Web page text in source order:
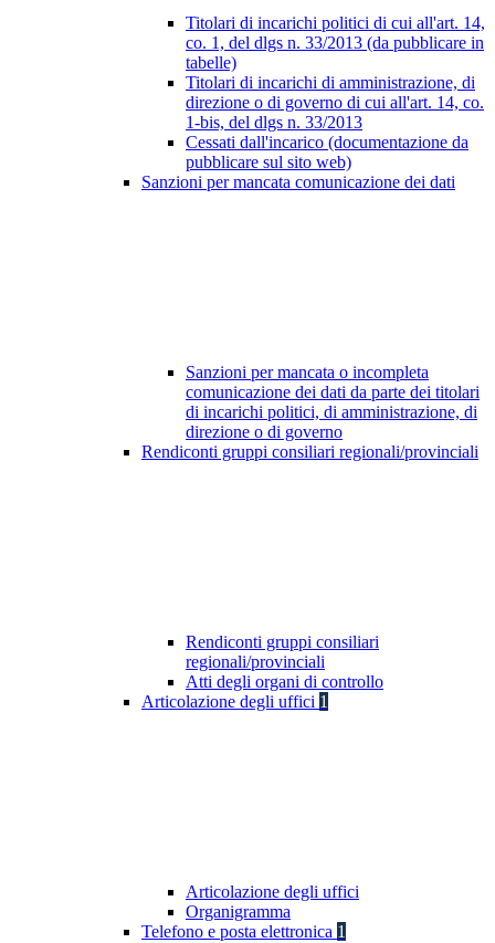
Titolari di incarichi politici di cui all'art. 14,
co. 1, del dlgs n. 33/2013 (da pubblicare in
tabelle)
Titolari di incarichi di amministrazione, di
direzione o di governo di cui all'art. 14, co.
1-bis, del dlgs n. 33/2013
Cessati dall'incarico (documentazione da
pubblicare sul sito web)
Sanzioni per mancata comunicazione dei dati
Sanzioni per mancata o incompleta
comunicazione dei dati da parte dei titolari
di incarichi politici, di amministrazione, di
direzione o di governo
Rendiconti gruppi consiliari regionali/provinciali
Rendiconti gruppi consiliari
regionali/provinciali
Atti degli organi di controllo
Articolazione degli uffici 1
Articolazione degli uffici
Organigramma
Telefono e posta elettronica 1